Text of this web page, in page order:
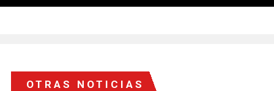
OTRAS NOTICIAS